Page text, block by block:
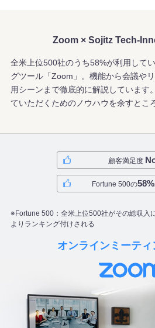
Zoom × Sojitz Tech-
全米上位500社のうち58%が利用して
グツール「Zoom」。 機能から会議や
用シーンまで徹底的に解説しています。
ていただくためのノウハウを余すとこ
顧客満足度
Fortune 500の58%
※Fortune 500：全米上位500社がその総収入
よりランキング付けされる
オンラインミーテ